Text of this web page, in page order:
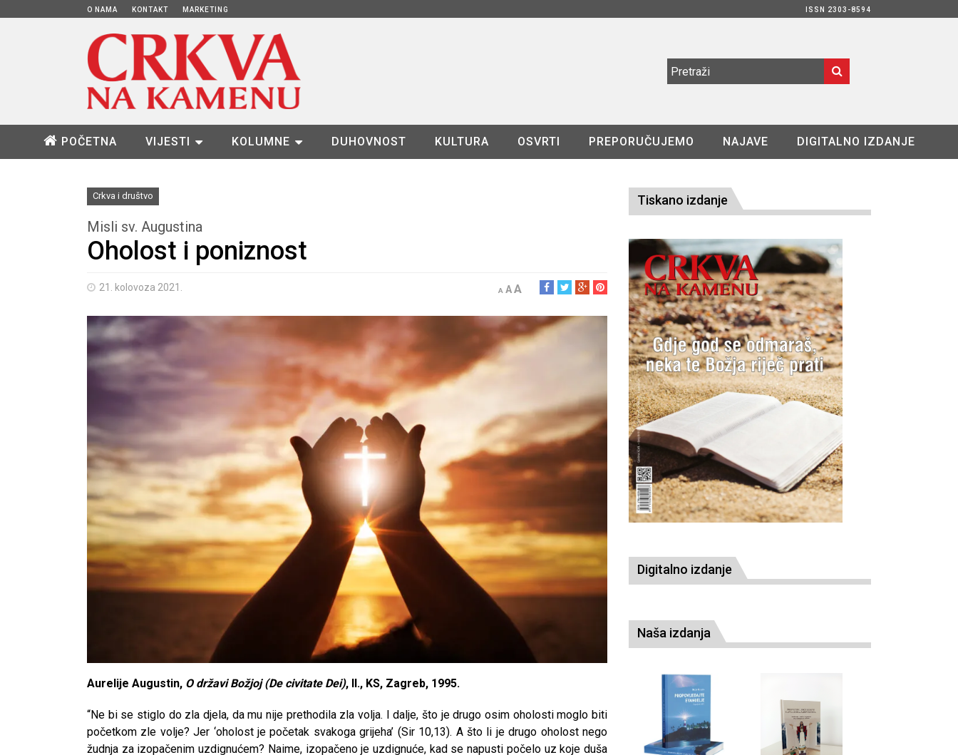
O NAMA KONTAKT MARKETING ISSN 2303-8594
POČETNA VIJESTI KOLUMNE DUHOVNOST KULTURA OSVRTI PREPORUČUJEMO NAJAVE DIGITALNO IZDANJE
Crkva i društvo
Misli sv. Augustina
Oholost i poniznost
21. kolovoza 2021. A AA
Aurelije Augustin, O državi Božjoj (De civitate Dei), II., KS, Zagreb, 1995.
“Ne bi se stiglo do zla djela, da mu nije prethodila zla volja. I dalje, što je drugo osim oholosti moglo biti
početkom zle volje? Jer ‘oholost je početak svakoga grijeha’ (Sir 10,13). A što li je drugo oholost nego
žudnja za izopačenim uzdignućem? Naime, izopačeno je uzdignuće, kad se napusti počelo uz koje duša
Tiskano izdanje
Digitalno izdanje
Naša izdanja